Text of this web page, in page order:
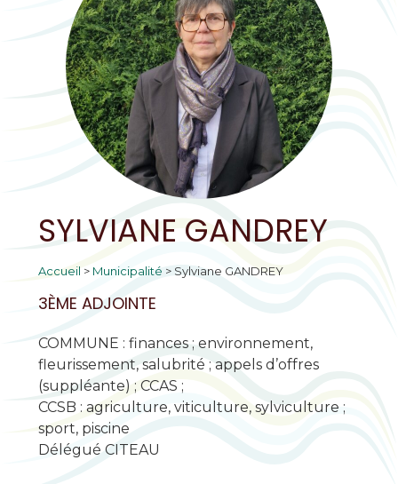
SYLVIANE GANDREY
Accueil > Municipalité > Sylviane GANDREY
3ÈME ADJOINTE
COMMUNE : finances ; environnement,
fleurissement, salubrité ; appels d’offres
(suppléante) ; CCAS ;
CCSB : agriculture, viticulture, sylviculture ;
sport, piscine
Délégué CITEAU